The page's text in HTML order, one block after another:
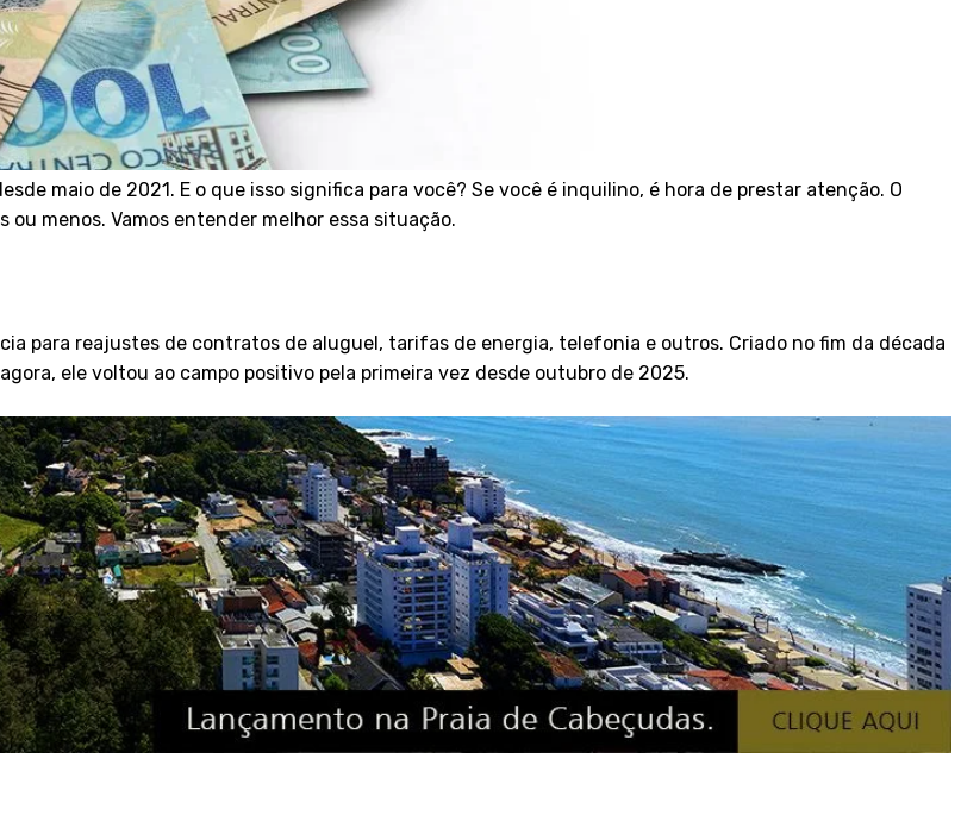
maio de 2021. E o que isso significa para você? Se você é inquilino, é hora de prestar atenção. O
menos. Vamos entender melhor essa situação.
para reajustes de contratos de aluguel, tarifas de energia, telefonia e outros. Criado no fim da década
ele voltou ao campo positivo pela primeira vez desde outubro de 2025.